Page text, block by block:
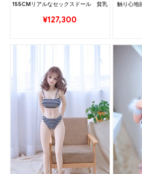
155CMリアルなセックスドール 貧乳
¥127,300
触り心地